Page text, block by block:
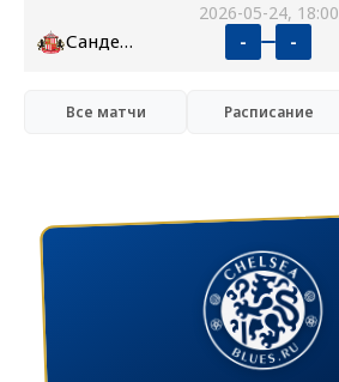
2026-05-24, 18:00
Сандерленд - -
Все матчи Расписание